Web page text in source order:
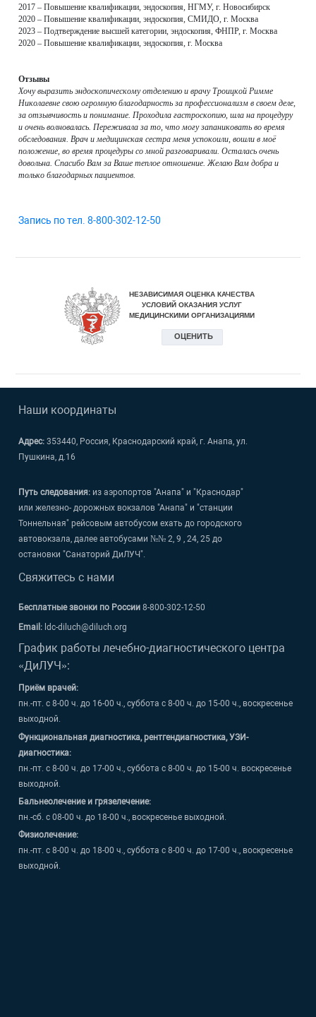
2017 – Повышение квалификации, эндоскопия, НГМУ, г. Новосибирск
2020 – Повышение квалификации, эндоскопия, СМИДО, г. Москва
2023 – Подтверждение высшей категории, эндоскопия, ФНПР, г. Москва
2020 – Повышение квалификации, эндоскопия, г. Москва
Отзывы
Хочу выразить эндоскопическому отделению и врачу Троицкой Римме
Николаевне свою огромную благодарность за профессионализм в своем деле,
за отзывчивость и понимание. Проходила гастроскопию, шла на процедуру
и очень волновалась. Переживала за то, что могу запаниковать во время
обследования. Врач и медицинская сестра меня успокоили, вошли в моё
положение, во время процедуры со мной разговаривали. Осталась очень
довольна. Спасибо Вам за Ваше теплое отношение. Желаю Вам добра и
только благодарных пациентов.
Запись по тел. 8-800-302-12-50
Наши координаты
Адрес:353440, Россия, Краснодарский край, г. Анапа, ул.
Пушкина, д.16
Путь следования: из аэропортов "Анапа" и "Краснодар"
или железно- дорожных вокзалов "Анапа" и "станции
Тоннельная" рейсовым автобусом ехать до городского
автовокзала, далее автобусами №№ 2, 9 , 24, 25 до
остановки "Санаторий ДиЛУЧ".
Свяжитесь с нами
Бесплатные звонки по России8-800-302-12-50
Email: ldc-diluch@diluch.org
График работы лечебно-диагностического центра
«ДиЛУЧ»:
Приём врачей:
пн.-пт. с 8-00 ч. до 16-00 ч., суббота с 8-00 ч. до 15-00 ч., воскресенье
выходной.
Функциональная диагностика, рентгендиагностика, УЗИ-
диагностика:
пн.-пт. с 8-00 ч. до 17-00 ч., суббота с 8-00 ч. до 15-00 ч. воскресенье
выходной.
Бальнеолечение и грязелечение:
пн.-сб. с 08-00 ч. до 18-00 ч., воскресенье выходной.
Физиолечение:
пн.-пт. с 8-00 ч. до 18-00 ч., суббота с 8-00 ч. до 17-00 ч., воскресенье
выходной.